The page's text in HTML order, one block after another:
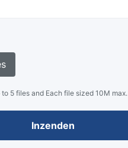
5 files and Each file sized 10M max.
Inzenden